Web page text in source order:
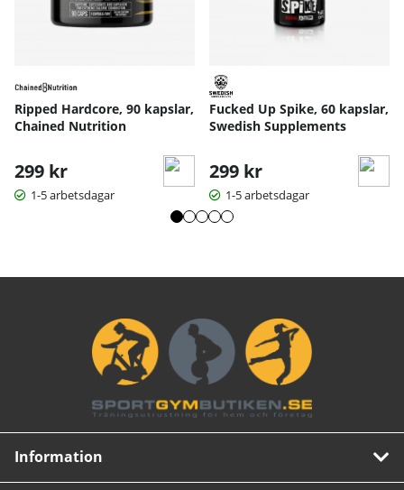
Ripped Hardcore, 90 kapslar,
Chained Nutrition
299 kr
1-5 arbetsdagar
Fucked Up Spike, 60 kapslar,
Swedish Supplements
299 kr
1-5 arbetsdagar
Information